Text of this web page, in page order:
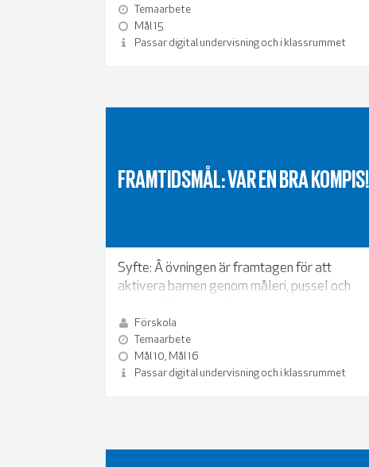
Temaarbete
Mål 15
Passar digital undervisning och i klassrummet
FRAMTIDSMÅL: VAR EN BRA KOMPIS!
Syfte: Â övningen är framtagen för att
aktivera barnen genom måleri, pussel och
relationer.
Förskola
Temaarbete
Mål 10, Mål 16
Passar digital undervisning och i klassrummet